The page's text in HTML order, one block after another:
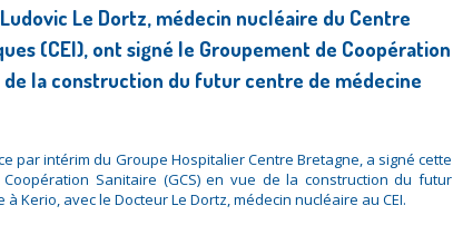
Ludovic Le Dortz, médecin nucléaire du Centre
(CEI), ont signé le Groupement de Coopération
de la construction du futur centre de médecine
par intérim du Groupe Hospitalier Centre Bretagne, a signé cette
Sanitaire (GCS) en vue de la construction du futur
Kerio, avec le Docteur Le Dortz, médecin nucléaire au CEI.